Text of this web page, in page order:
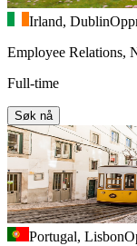
Irland, Dublin
Employee Relations,
Full-time
Søk nå
Portugal, Lisbon